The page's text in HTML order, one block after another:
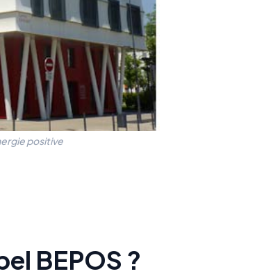
positive
BEPOS ?